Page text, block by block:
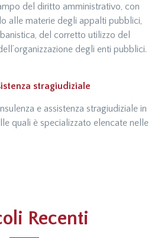
del diritto amministrativo, con
alle materie degli appalti pubblici,
del corretto utilizzo del
degli enti pubblici.
stragiudiziale
e assistenza stragiudiziale in
quali è specializzato elencate nelle
Recenti